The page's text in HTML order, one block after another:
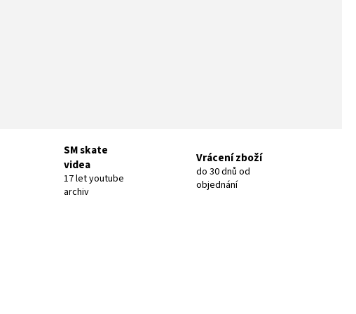
SM skate
videa
17 let youtube
archiv
Vrácení zboží
do 30 dnů od
objednání